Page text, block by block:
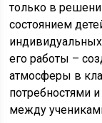
только в
состоянием
индивидуальных
его работы –
атмосферы в
потребностями
между